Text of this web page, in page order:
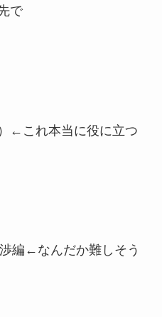
で
←これ本当に役に立つ
編 ←なんだか難しそう